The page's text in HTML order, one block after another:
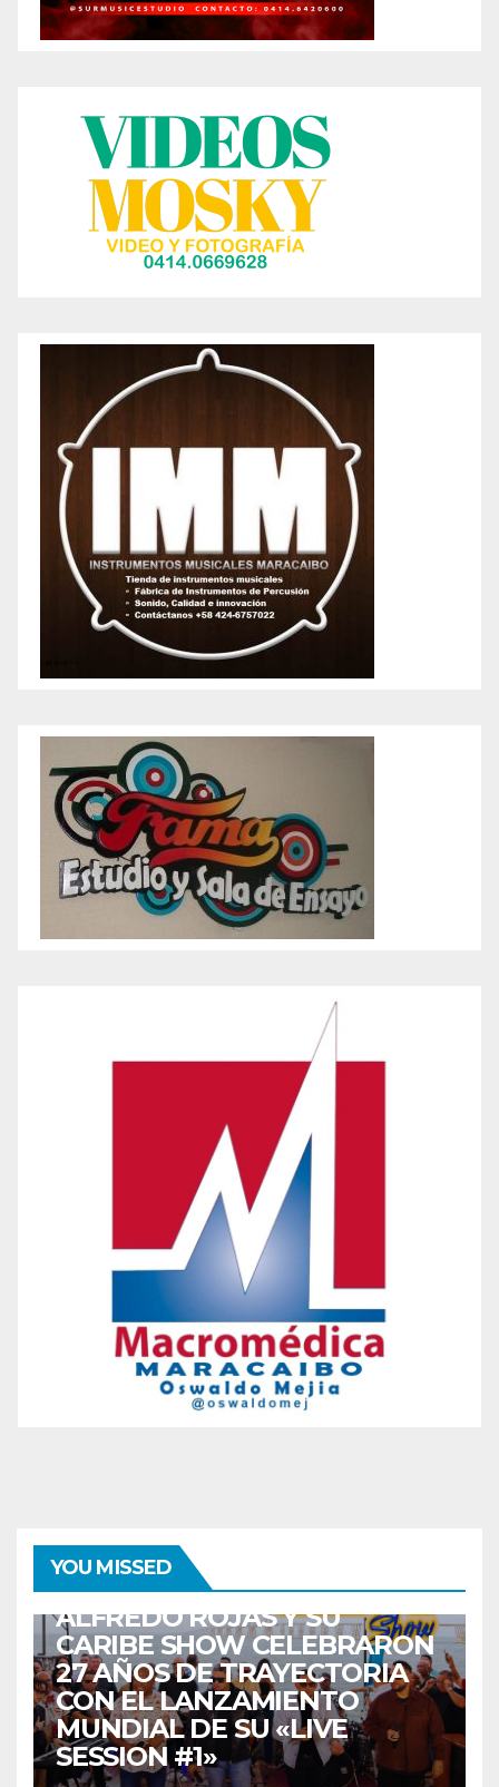
YOU MISSED
ZULIA
ALFREDO ROJAS Y SU
CARIBE SHOW CELEBRARON
27 AÑOS DE TRAYECTORIA
CON EL LANZAMIENTO
MUNDIAL DE SU «LIVE
SESSION #1»